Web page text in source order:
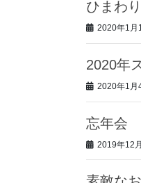
ひまわ
2020年1月
2020年
2020年1月
忘年会
2019年12